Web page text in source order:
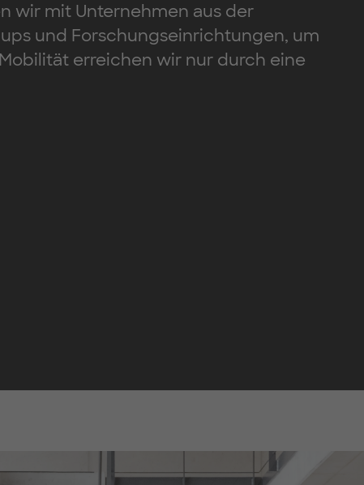
wir mit Unternehmen aus der
und Forschungseinrichtungen, um
erreichen wir nur durch eine